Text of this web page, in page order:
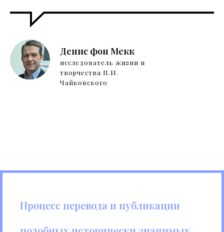
Денис фон Мекк
исследователь жизни и
творчества П.И.
Чайковского
Процесс перевода и публикации